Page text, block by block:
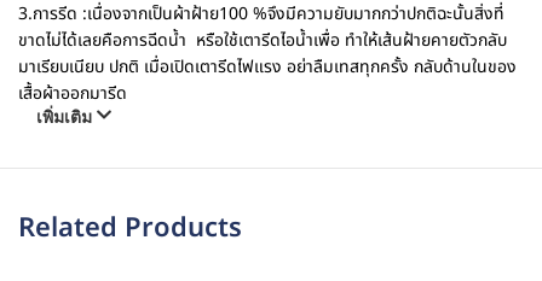
3.การรีด :เนื่องจากเป็นผ้าฝ้าย100 %จึงมีความยับมากกว่าปกติฉะนั้นสิ่งที่
ขาดไม่ได้เลยคือการฉีดน้ำ หรือใช้เตารีดไอน้ำเพื่อ ทำให้เส้นฝ้ายคายตัวกลับ
มาเรียบเนียบ ปกติ เมื่อเปิดเตารีดไฟแรง อย่าลืมเทสทุกครั้ง กลับด้านในของ
เสื้อผ้าออกมารีด
เพิ่มเติม
Related Products